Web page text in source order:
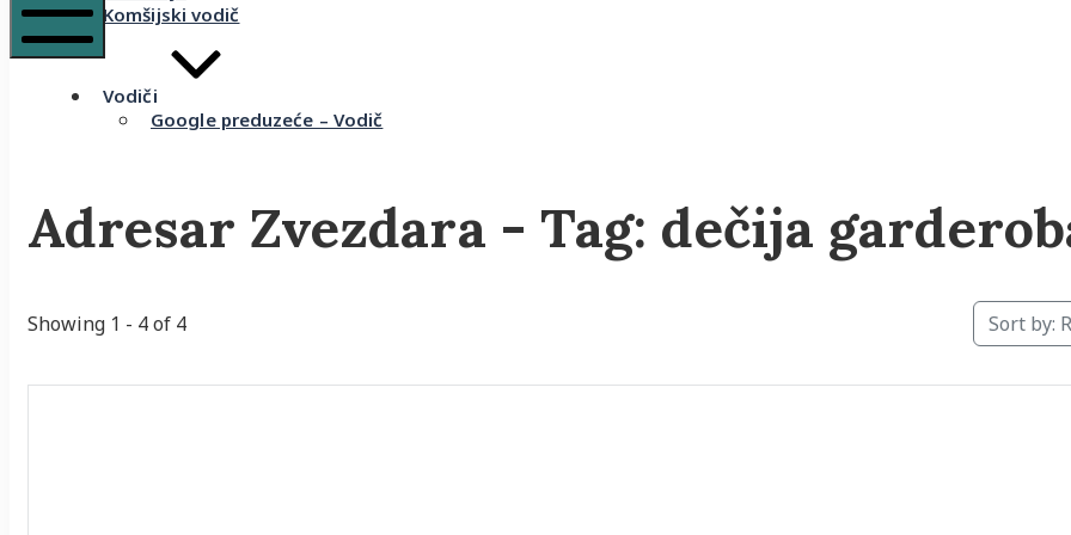
Komšijski vodič
Vodiči
Google preduzeće – Vodič
Mobile
Adresar Zvezdara - Tag: dečija
Showing 1 - 4 of 4 Sort by: